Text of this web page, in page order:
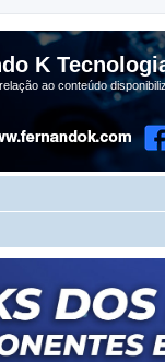
K
ao conteúdo